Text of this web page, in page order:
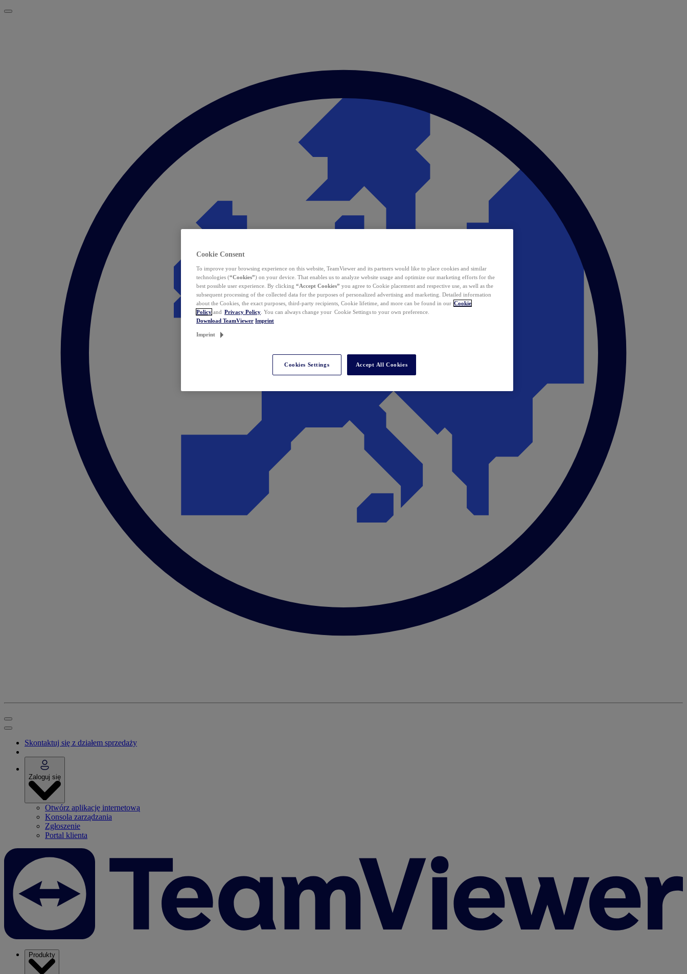
Skontaktuj się z działem sprzedaży
Zaloguj się
Otwórz aplikację internetową
Konsola zarządzania
Zgłoszenie
Portal klienta
Produkty
Cookie Consent
To improve your browsing experience on this website, TeamViewer and its partners would like to place cookies and similar
technologies (“Cookies”) on your device. That enables us to analyze website usage and optimize our marketing efforts for the
best possible user experience. By clicking “Accept Cookies” you agree to Cookie placement and respective use, as well as the
subsequent processing of the collected data for the purposes of personalized advertising and marketing. Detailed information
about the Cookies, the exact purposes, third-party recipients, Cookie lifetime, and more can be found in our Cookie
Policy and Privacy Policy . You can always change your Cookie Settings to your own preference.
Download TeamViewer Imprint
Imprint
Cookies Settings Accept All Cookies